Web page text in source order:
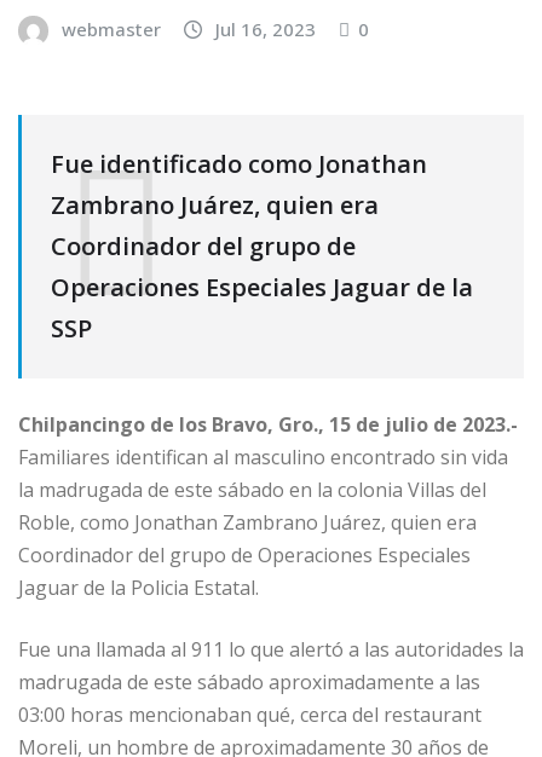
webmaster Jul 16, 2023 0
Fue identificado como Jonathan
Zambrano Juárez, quien era
Coordinador del grupo de
Operaciones Especiales Jaguar de la
SSP
Chilpancingo de los Bravo, Gro., 15 de julio de 2023.-
Familiares identifican al masculino encontrado sin vida
la madrugada de este sábado en la colonia Villas del
Roble, como Jonathan Zambrano Juárez, quien era
Coordinador del grupo de Operaciones Especiales
Jaguar de la Policia Estatal.
Fue una llamada al 911 lo que alertó a las autoridades la
madrugada de este sábado aproximadamente a las
03:00 horas mencionaban qué, cerca del restaurant
Moreli, un hombre de aproximadamente 30 años de